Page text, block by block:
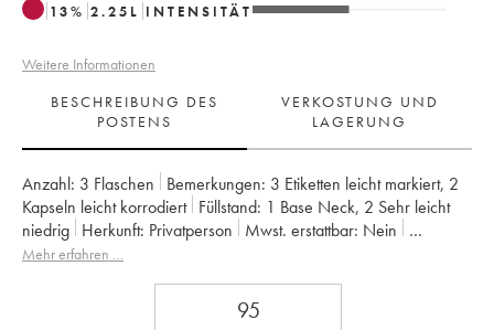
13% 2.25 L INTENSITÄT
Weitere Informationen
BESCHREIBUNG DES
POSTENS
VERKOSTUNG UND
LAGERUNG
Anzahl: 3 Flaschen Bemerkungen: 3 Etiketten leicht markiert, 2
Kapseln leicht korrodiert Füllstand: 1 Base Neck, 2 Sehr leicht
niedrig
Herkunft: privatperson Mwst. erstattbar:
nein
Region: Bordeaux
Famille Cruse / J. Lorenzetti
Mehr erfahren …
95